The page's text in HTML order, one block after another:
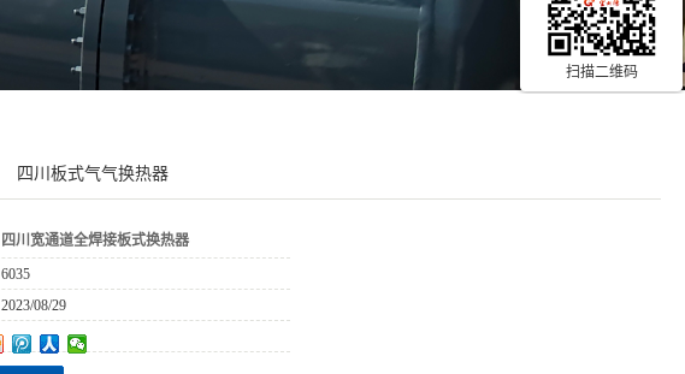
四川板式气气换热器
四川宽通道全焊接板式换热器
6035
2023/08/29
扫描二维码